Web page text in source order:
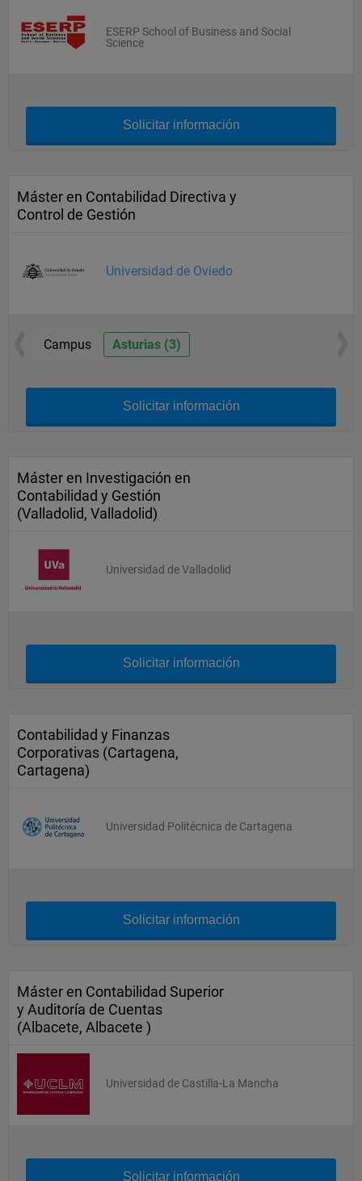
ESERP School of Business and Social
Science
Solicitar información
Máster en Contabilidad Directiva y
Control de Gestión
Universidad de Oviedo
Campus Asturias (3)
Solicitar información
Máster en Investigación en
Contabilidad y Gestión
(Valladolid, Valladolid)
Universidad de Valladolid
Solicitar información
Contabilidad y Finanzas
Corporativas (Cartagena,
Cartagena)
Universidad Politécnica de Cartagena
Solicitar información
Máster en Contabilidad Superior
y Auditoría de Cuentas
(Albacete, Albacete )
Universidad de Castilla-La Mancha
Solicitar información